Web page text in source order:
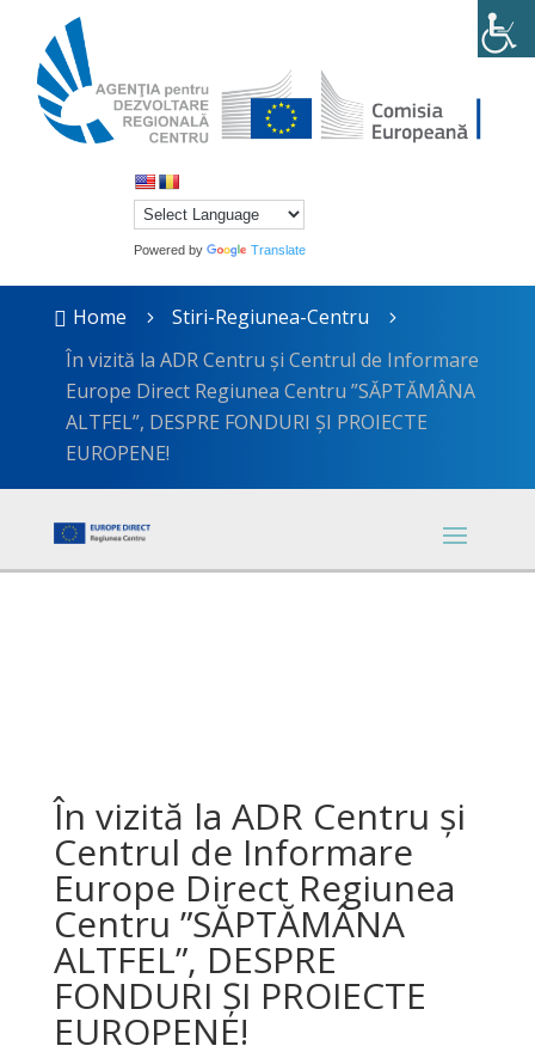
Powered by Translate
 Home 5 Stiri-Regiunea-Centru 5
În vizită la ADR Centru și Centrul de Informare
Europe Direct Regiunea Centru ”SĂPTĂMÂNA
ALTFEL”, DESPRE FONDURI ȘI PROIECTE
EUROPENE!
În vizită la ADR Centru și
Centrul de Informare
Europe Direct Regiunea
Centru ”SĂPTĂMÂNA
ALTFEL”, DESPRE
FONDURI ȘI PROIECTE
EUROPENE!